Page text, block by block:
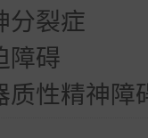
分裂症
障碍
质性精神障